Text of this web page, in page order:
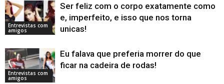
Entrevistas com
amigos
Ser feliz com o corpo exatamente como
e, imperfeito, e isso que nos torna
unicas!
Entrevistas com
amigos
Eu falava que preferia morrer do que
ficar na cadeira de rodas!